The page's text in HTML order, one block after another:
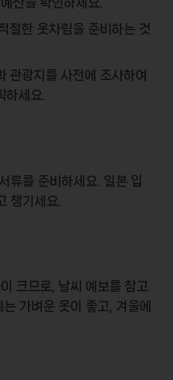
절한 옷차림을 준비하는 것
관광지를 사전에 조사하여
세요.
서류를 준비하세요. 일본 입
챙기세요.
이 크므로, 날씨 예보를 참고
가벼운 옷이 좋고, 겨울에